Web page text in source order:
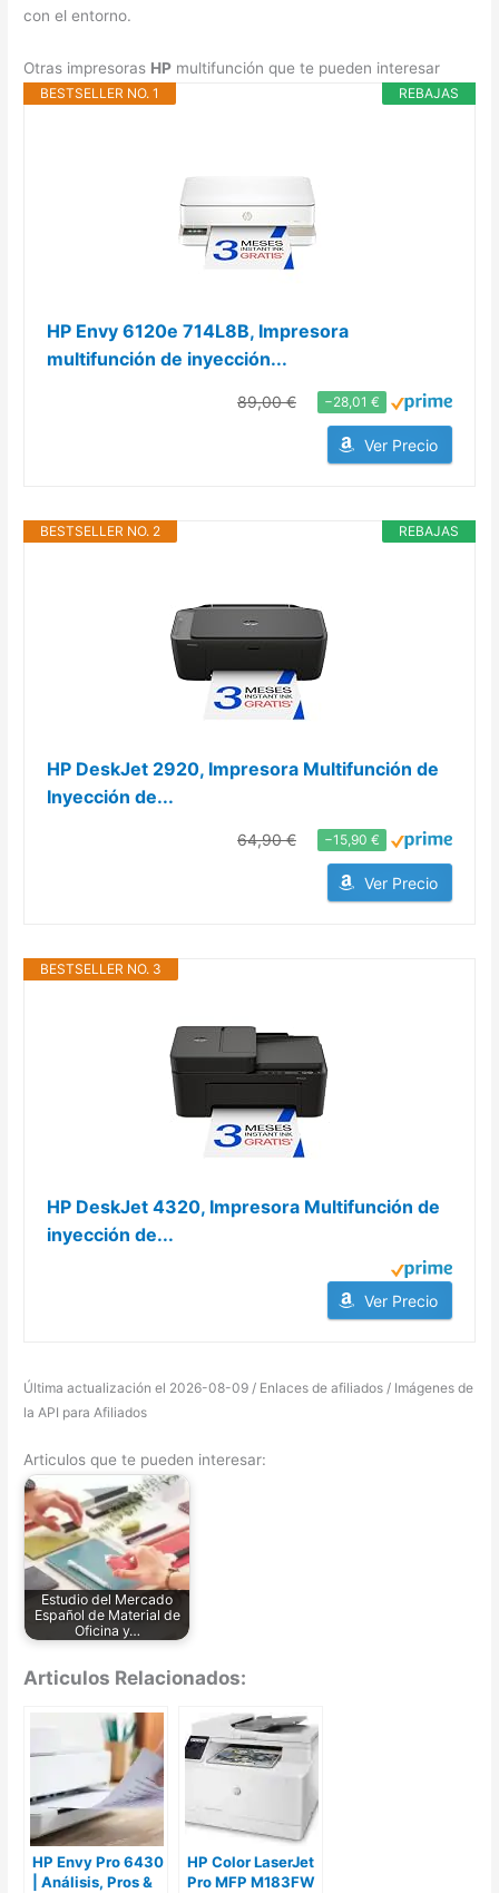
con el entorno.
Otras impresoras HP multifunción que te pueden interesar
REBAJAS
BESTSELLER NO. 1
HP Envy 6120e 714L8B, Impresora
multifunción de inyección...
89,00 € −28,01 €
Ver Precio
REBAJAS
BESTSELLER NO. 2
HP DeskJet 2920, Impresora Multifunción de
Inyección de...
64,90 € −15,90 €
Ver Precio
BESTSELLER NO. 3
HP DeskJet 4320, Impresora Multifunción de
inyección de...
Ver Precio
Última actualización el 2026-08-09 / Enlaces de afiliados / Imágenes de
la API para Afiliados
Articulos que te pueden interesar:
Estudio del Mercado
Español de Material de
Oficina y…
Articulos Relacionados:
HP Envy Pro 6430
| Análisis, Pros &
HP Color LaserJet
Pro MFP M183FW